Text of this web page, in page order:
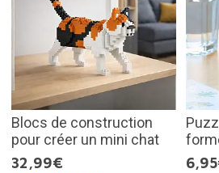
Blocs de construction
pour créer un mini chat
32,99€